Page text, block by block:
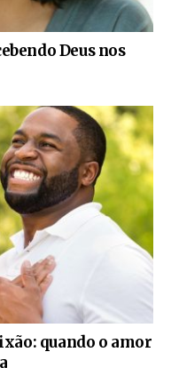
Deus nos
quando o amor